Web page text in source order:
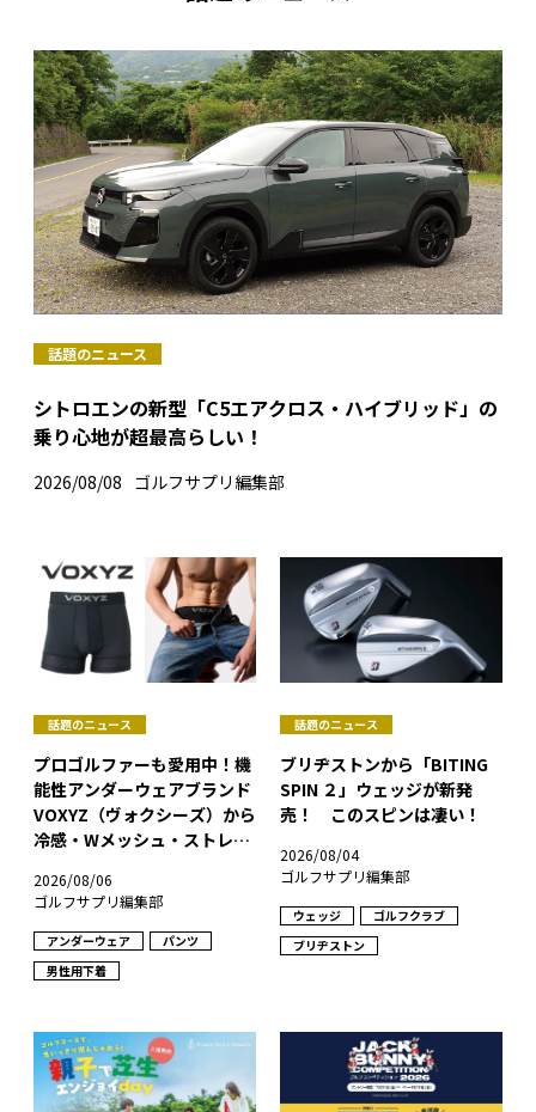
話題のニュース
シトロエンの新型「C5エアクロス・ハイブリッド」の
乗り心地が超最高らしい！
2026/08/08 ゴルフサプリ編集部
話題のニュース
プロゴルファーも愛用中！機
能性アンダーウェアブランド
VOXYZ（ヴォクシーズ）から
冷感・Wメッシュ・ストレッ
載したボクサーパンツAIRが
新発売！
2026/08/06
ゴルフサプリ編集部
アンダーウェア
パンツ
男性用下着
話題のニュース
ブリヂストンから「BITING
SPIN ２」ウェッジが新発
売！ このスピンは凄い！
2026/08/04
ゴルフサプリ編集部
ウェッジ
ゴルフクラブ
ブリヂストン